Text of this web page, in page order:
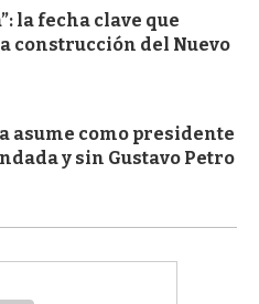
la fecha clave que
construcción del Nuevo
asume como presidente
y sin Gustavo Petro